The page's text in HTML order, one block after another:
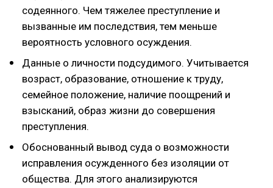
содеянного. Чем тяжелее преступление и
вызванные им последствия, тем меньше
вероятность условного осуждения.
Данные о личности подсудимого. Учитывается
возраст, образование, отношение к труду,
семейное положение, наличие поощрений и
взысканий, образ жизни до совершения
преступления.
Обоснованный вывод суда о возможности
исправления осужденного без изоляции от
общества. Для этого анализируются